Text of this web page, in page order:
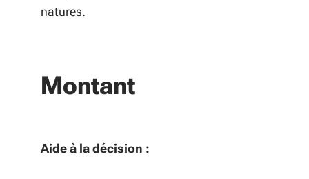
natures.
Montant
Aide à la décision :